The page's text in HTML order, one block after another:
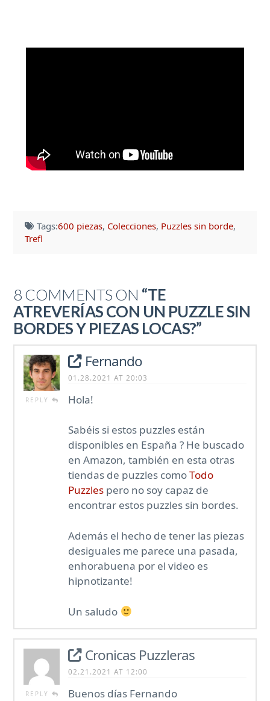
Tags:600 piezas, Colecciones, Puzzles sin borde,
Trefl
8 COMMENTS ON “TE
ATREVERÍAS CON UN PUZZLE SIN
BORDES Y PIEZAS LOCAS?”
REPLY
Fernando
01.28.2021 AT 20:03
Hola!
Sabéis si estos puzzles están
disponibles en España ? He buscado
en Amazon, también en esta otras
tiendas de puzzles comoTodo
Puzzles pero no soy capaz de
encontrar estos puzzles sin bordes.
Además el hecho de tener las piezas
desiguales me parece una pasada,
enhorabuena por el video es
hipnotizante!
Un saludo
REPLY
Cronicas Puzzleras
02.21.2021 AT 12:00
Buenos días Fernando